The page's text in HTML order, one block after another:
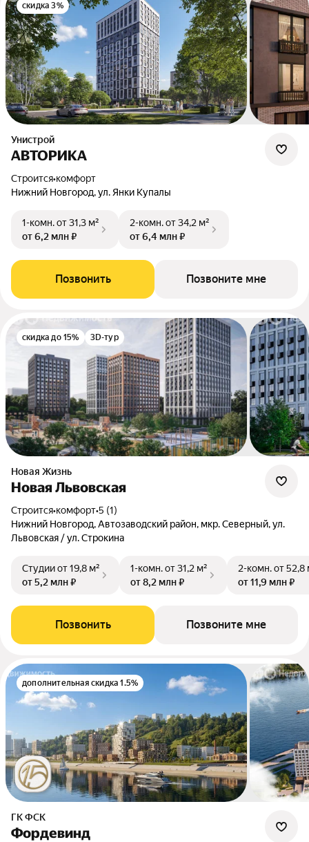
скидка 3%
Унистрой
АВТОРИКА
Строится•комфорт
Нижний Новгород, ул. Янки Купалы
1-комн.от 31,3 м²
от 6,2 млн ₽
2-комн.от 34,2 м²
от 6,4 млн ₽
Позвонить Позвоните мне
скидка до 15% 3D-тур
Новая Жизнь
Новая Львовская
Строится•комфорт•5 (1)
Нижний Новгород, Автозаводский район, мкр. Северный, ул.
Львовская / ул. Строкина
Студииот 19,8 м²
от 5,2 млн ₽
1-комн.от 31,2 м²
от 8,2 млн ₽
2-комн.от 52,8
от 11,9 млн ₽
Позвонить Позвоните мне
дополнительная скидка 1.5%
ГК ФСК
Фордевинд